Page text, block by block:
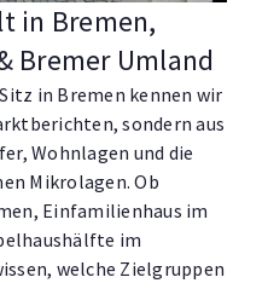
in Bremen,
Bremer Umland
in Bremen kennen wir
sondern aus
Wohnlagen und die
Mikrolagen. Ob
Einfamilienhaus im
im
welche Zielgruppen